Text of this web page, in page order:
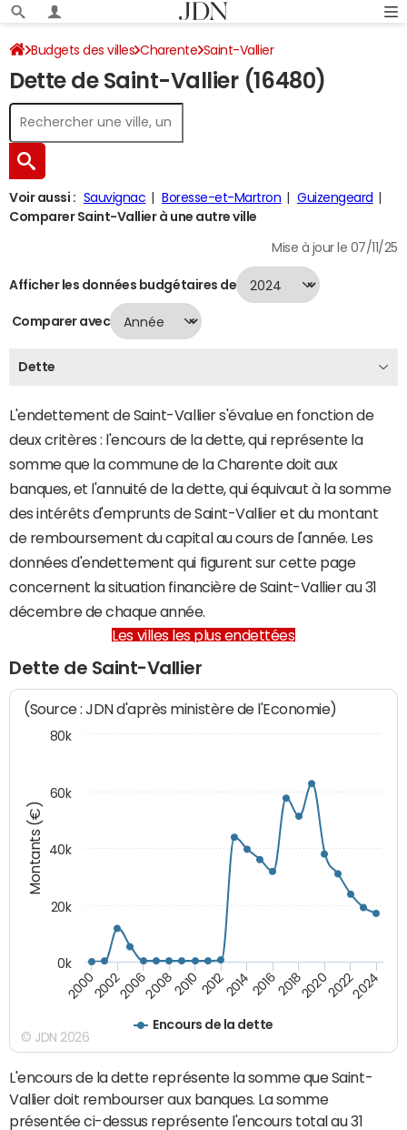
Budgets des villes Charente Saint-Vallier
Dette au 31/12/2024
Dette de Saint-Vallier (16480)
Voir aussi : Sauvignac Boresse-et-Martron
Guizengeard
Comparer Saint-Vallier à une autre ville
Mise à jour le 07/11/25
Afficher les données budgétaires de
Comparer avec
Dette
L'endettement de Saint-Vallier s'évalue en fonction de
deux critères : l'encours de la dette, qui représente la
somme que la commune de la Charente doit aux
banques, et l'annuité de la dette, qui équivaut à la somme
des intérêts d'emprunts de Saint-Vallier et du montant
de remboursement du capital au cours de l'année. Les
données d'endettement qui figurent sur cette page
concernent la situation financière de Saint-Vallier au 31
décembre de chaque année.
Les villes les plus endettées
Dette de Saint-Vallier
Montants (€)
(Source : JDN d'après ministère de l'Economie)
Encours de la dette
20002002200620082010 2012201420162018202020222024
0k
20k
40k
60k
80k
© JDN 2026
L'encours de la dette représente la somme que Saint-
Vallier doit rembourser aux banques. La somme
présentée ci-dessus représente l'encours total au 31